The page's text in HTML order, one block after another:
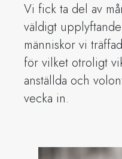
Vi fick ta del av
väldigt
människor vi
för vilket otroligt
anställda och
vecka in.